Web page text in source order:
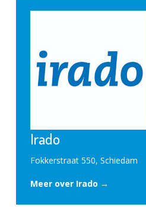
Irado
Fokkerstraat 550, Schiedam
Meer over Irado →